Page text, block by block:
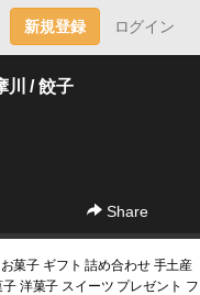
新規登録 ログイン
川 / 餃子
Share
菓子 ギフト 詰め合わせ 手土産
洋菓子 スイーツ プレゼント フ